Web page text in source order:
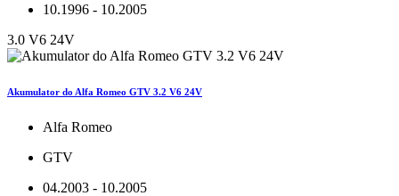
10.1996 - 10.2005
3.0 V6 24V
Akumulator do Alfa Romeo GTV 3.2 V6 24V
Alfa Romeo
GTV
04.2003 - 10.2005